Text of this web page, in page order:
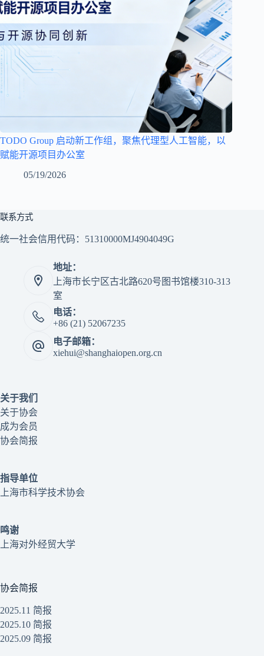
TODO Group 启动新工作组，聚焦代理型人工智能，以
赋能开源项目办公室
05/19/2026
联系方式
统一社会信用代码：51310000MJ4904049G
地址：
上海市长宁区古北路620号图书馆楼310-313
室
电话：
+86 (21) 52067235
电子邮箱：
xiehui@shanghaiopen.org.cn
关于我们
关于协会
成为会员
协会简报
指导单位
上海市科学技术协会
鸣谢
上海对外经贸大学
协会简报
2025.11 简报
2025.10 简报
2025.09 简报